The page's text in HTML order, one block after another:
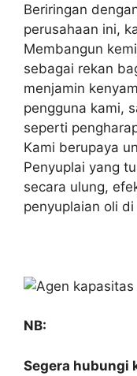
Beriringan
perusahaan ini,
Membangun
sebagai rekan
menjamin
pengguna kami,
seperti
Kami berupaya
Penyuplai yang
secara ulung,
penyuplaian oli
NB:
Segera hubungi